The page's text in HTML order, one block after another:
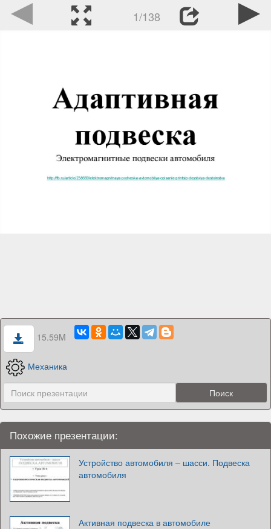
1/138
15.59M
Механика
Похожие презентации:
Устройство автомобиля – шасси. Подвеска
автомобиля
Активная подвеска в автомобиле